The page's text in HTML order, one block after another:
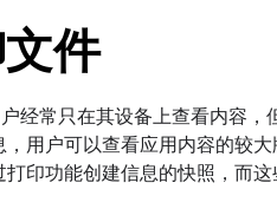
件
经常只在其设备上查看内容
，用户可以查看应用内容的较
打印功能创建信息的快照，而